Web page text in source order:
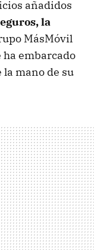
añadidos
la
MásMóvil
ha embarcado
la mano de su